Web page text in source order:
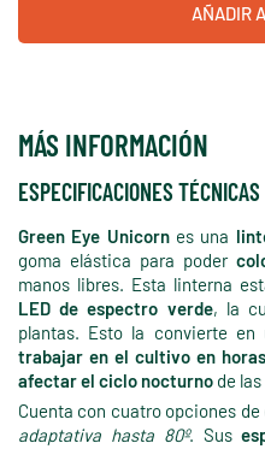
AÑADIR
MÁS INFORMACIÓN
ESPECIFICACIONES
Green Eye Unicornes una
goma elástica para poder
manos libres. Esta linterna
LED de espectro verde, la
plantas. Esto la convierte en
trabajar en el cultivo en
afectar el ciclo nocturno de
Cuenta con cuatro opciones
adaptativa hasta 80º. Sus